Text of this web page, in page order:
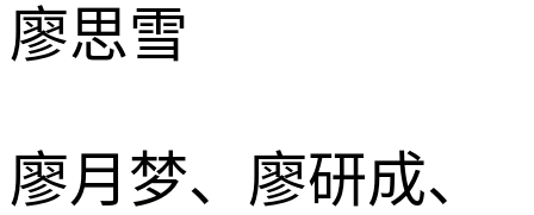
廖思雪
廖月梦、廖研成、